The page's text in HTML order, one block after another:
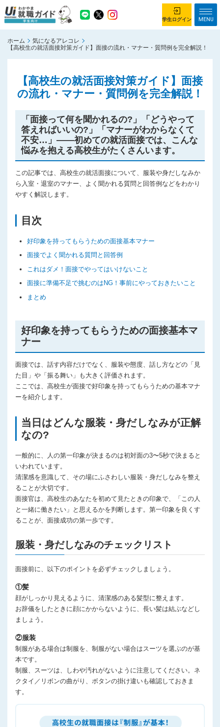
学生ログイン
ホーム 企業を探す
がっつり就業体験コース ちょこっと仕事体験コース
イベント情報 はじめて利用する方へ
お知らせ
総合トップページ
がっつり就業体験コース トップ
ちょこっと仕事体験コース トップ
お問い合わせ
利用規約
学生ログイン MENU
ホーム
気になるアレコレ
【高校生の就活面接対策ガイド】面接の流れ・マナー・質問例を完全解説！
【高校生の就活面接対策ガイド】面接
の流れ・マナー・質問例を完全解説！
「面接って何を聞かれるの?」「どうやって
答えればいいの?」「マナーがわからなくて
不安…」——初めての就活面接では、こんな
悩みを抱える高校生がたくさんいます。
この記事では、高校生の就活面接について、服装や身だしなみか
ら入室・退室のマナー、よく聞かれる質問と回答例などをわかり
やすく解説します。
目次
好印象を持ってもらうための面接基本マナー
面接でよく聞かれる質問と回答例
これはダメ！面接でやってはいけないこと
面接に準備不足で挑むのはNG！事前にやっておきたいこと
まとめ
好印象を持ってもらうための面接基本マ
ナー
面接では、話す内容だけでなく、服装や態度、話し方などの「見
た目」や「振る舞い」も大きく評価されます。
ここでは、高校生が面接で好印象を持ってもらうための基本マナ
ーを紹介します。
当日はどんな服装・身だしなみが正解
なの?
一般的に、人の第一印象が決まるのは初対面の3〜5秒で決まると
いわれています。
清潔感を意識して、その場にふさわしい服装・身だしなみを整え
ることが大切です。
面接官は、高校生のあなたを初めて見たときの印象で、「この人
と一緒に働きたい」と思えるかを判断します。第一印象を良くす
ることが、面接成功の第一歩です。
服装・身だしなみのチェックリスト
面接前に、以下のポイントを必ずチェックしましょう。
①髪
顔がしっかり見えるように、清潔感のある髪型に整えます。
お辞儀をしたときに顔にかからないように、長い髪は結ぶなどし
ましょう。
②服装
制服がある場合は制服を、制服がない場合はスーツを選ぶのが基
本です。
制服、スーツは、しわや汚れがないように注意してください。ネ
クタイ／リボンの曲がり、ボタンの掛け違いも確認しておきま
す。